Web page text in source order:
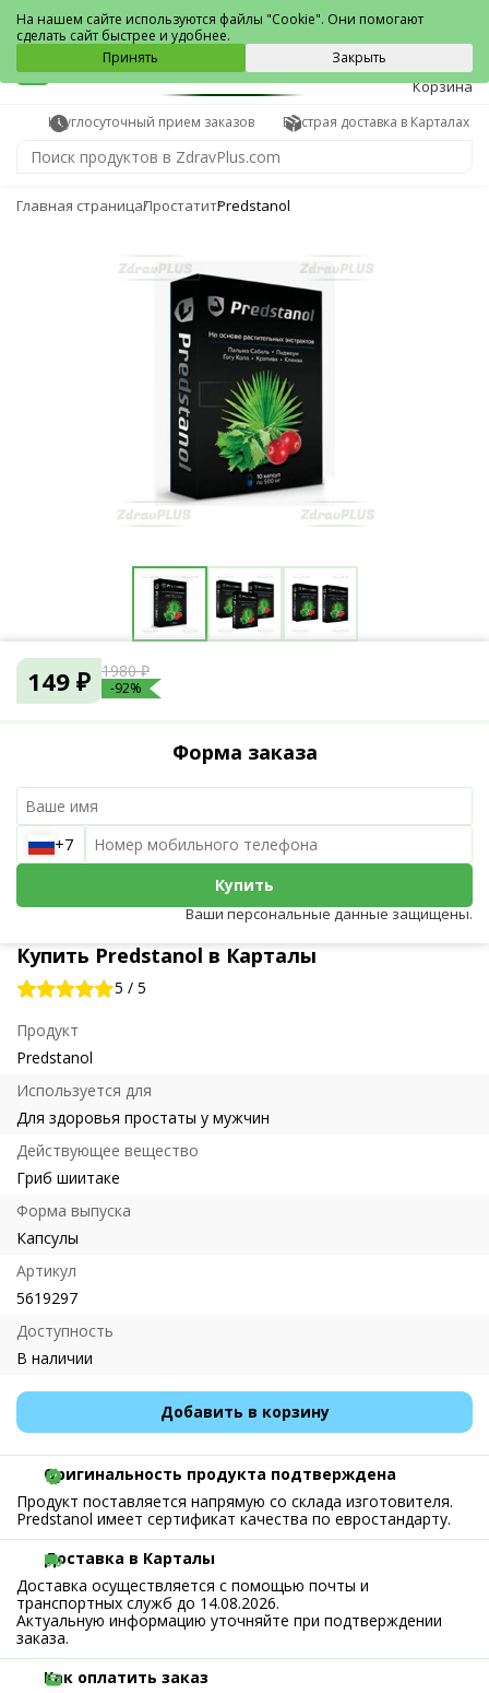
Карталы
0
Корзина
Круглосуточный прием заказов Быстрая доставка в Карталах
Главная страницаПростатитPredstanol
Купить Predstanol в Карталы
5 / 5
Продукт
Predstanol
Используется для
Для здоровья простаты у мужчин
Действующее вещество
Гриб шиитаке
Форма выпуска
Капсулы
Артикул
5619297
Доступность
В наличии
Добавить в корзину
149 ₽ 1980 ₽
-92%
Форма заказа
+7
Купить
Ваши персональные данные защищены.
Оригинальность продукта подтверждена
Продукт поставляется напрямую со склада изготовителя.
Predstanol имеет сертификат качества по евростандарту.
Доставка в Карталы
Доставка осуществляется с помощью почты и
транспортных служб до 14.08.2026.
Актуальную информацию уточняйте при подтверждении
заказа.
Как оплатить заказ
На нашем сайте используются файлы "Cookie". Они помогают
сделать сайт быстрее и удобнее.
Принять
Закрыть